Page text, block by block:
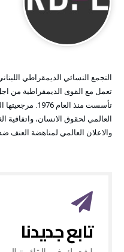
التجمع النسائي الديمقراطي
تعمل مع القوى الديمقراطية من
تأسست منذ العام
العالمي لحقوق الانسان، واتفاقية
والاعلان العالمي لمناهضة العنف